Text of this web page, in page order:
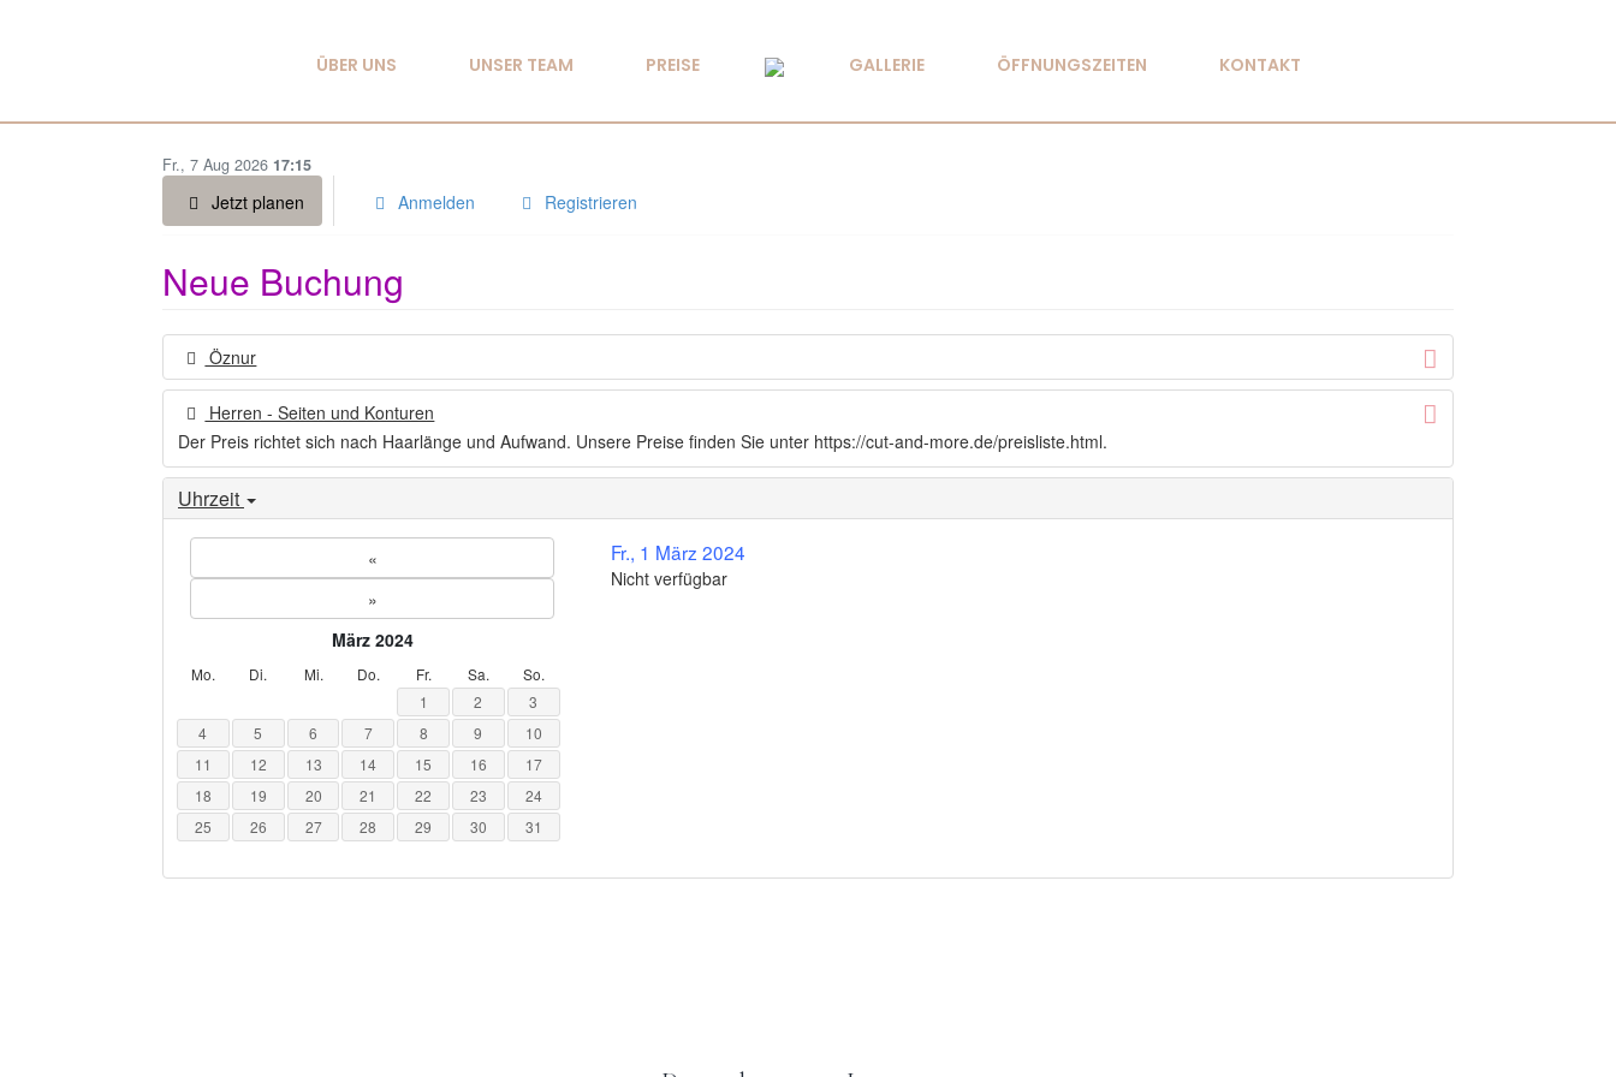
ÜBER UNS UNSER TEAM PREISE GALLERIE ÖFFNUNGSZEITEN KONTAKT
Fr., 7 Aug 2026 17:15
Jetzt planen Anmelden Registrieren
Neue Buchung
Öznur
Herren - Seiten und Konturen
Der Preis richtet sich nach Haarlänge und Aufwand. Unsere Preise finden Sie unter https://cut-and-more.de/preisliste.html.
Uhrzeit
«
»
März 2024
Mo. Di. Mi. Do. Fr. Sa.
So.
1
2
3
4
5 6 7 8 9
10
11
12 13 14 15 16
17
18
19 20 21 22 23
24
25
26 27 28 29 30 31
Fr., 1 März 2024
Nicht verfügbar